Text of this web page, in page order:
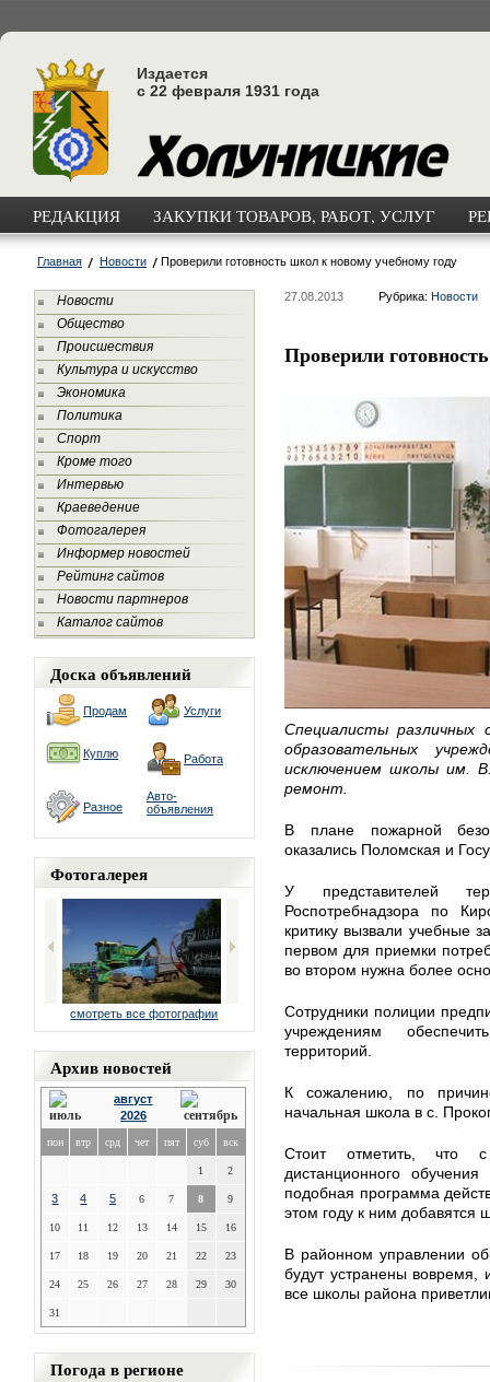
Издается
с 22 февраля 1931 года
РЕДАКЦИЯ ЗАКУПКИ ТОВАРОВ, РАБОТ, УСЛУГ
Главная Новости Проверили готовность школ к новому учебному году
Новости
Общество
Происшествия
Культура и искусство
Экономика
Политика
Спорт
Кроме того
Интервью
Краеведение
Фотогалерея
Информер новостей
Рейтинг сайтов
Новости партнеров
Каталог сайтов
Доска объявлений
Продам Услуги
Куплю Работа
Разное
Авто-
объявления
Фотогалерея
смотреть все фотографии
Архив новостей
август
2026
пон втр срд чет пят суб вск
1 2
3 4 5 6 7 8 9
10 11 12 13 14 15 16
17 18 19 20 21 22 23
24 25 26 27 28 29 30
31
Погода в регионе
27.08.2013 Рубрика: Новости
Проверили
Специалисты различных
образовательных
исключением школы им.
ремонт.
В плане пожарной
оказались Поломская и
У представителей
Роспотребнадзора по
критику вызвали учебные
первом для приемки
во втором нужна более
Сотрудники полиции
учреждениям
территорий.
К сожалению, по
начальная школа в с.
Стоит отметить, что
дистанционного
подобная программа
этом году к ним
В районном управлении
будут устранены вовремя,
все школы района